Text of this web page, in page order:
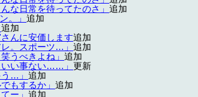
な日常を待ってたのさ」 追加
。」 追加
追加
んに安価します追加
。スポーツ…」 追加
うべきよね」 追加
い事ない……」 更新
…」 追加
もするか」 追加
ー」 追加